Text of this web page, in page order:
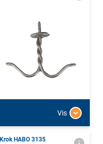
Vis
Krok HABO 3135